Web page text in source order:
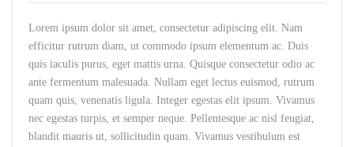
Lorem ipsum dolor sit amet, consectetur adipiscing elit. Nam
efficitur rutrum diam, ut commodo ipsum elementum ac. Duis
quis iaculis purus, eget mattis urna. Quisque consectetur odio ac
ante fermentum malesuada. Nullam eget lectus euismod, rutrum
quam quis, venenatis ligula. Integer egestas elit ipsum. Vivamus
nec egestas turpis, et semper neque. Pellentesque ac nisl feugiat,
blandit mauris ut, sollicitudin quam. Vivamus vestibulum est